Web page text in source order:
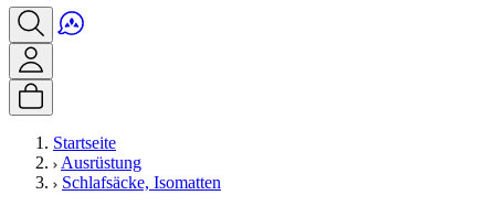
Startseite
Ausrüstung
Schlafsäcke, Isomatten